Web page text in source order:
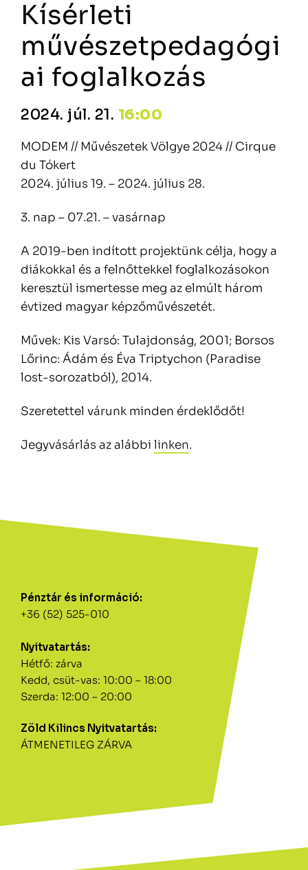
Pénztár és információ:
+36 (52) 525-010
Nyitvatartás:
Hétfő: zárva
Kedd, csüt-vas: 10:00 – 18:00
Szerda: 12:00 – 20:00
Zöld Kilincs Nyitvatartás:
ÁTMENETILEG ZÁRVA
Kísérleti
művészetpedagógi
ai foglalkozás
2024. júl. 21. 16:00
MODEM // Művészetek Völgye 2024 // Cirque
du Tókert
2024. július 19. – 2024. július 28.
3. nap – 07.21. – vasárnap
A 2019-ben indított projektünk célja, hogy a
diákokkal és a felnőttekkel foglalkozásokon
keresztül ismertesse meg az elmúlt három
évtized magyar képzőművészetét.
Művek: Kis Varsó: Tulajdonság, 2001; Borsos
Lőrinc: Ádám és Éva Triptychon (Paradise
lost-sorozatból), 2014.
Szeretettel várunk minden érdeklődőt!
Jegyvásárlás az alábbi linken.